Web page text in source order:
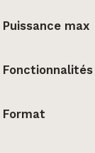
Puissance max
Fonctionnalités
Format